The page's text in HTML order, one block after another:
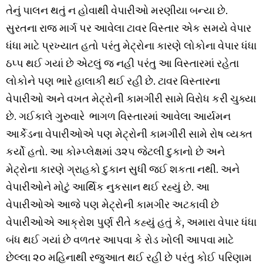
તેનું પાલન થતું ન હોવાથી વેપારીઓ મરણીયા બન્યા છે.
સુરતના રાજ માર્ગ પર આવેલા ટાવર વિસ્તાર એક સમયે વેપાર
ધંધા માટે પ્રખ્યાત હતો પરંતુ મેટ્રોના કારણે લોકોના વેપાર ધંધા
ઠપ્પ થઈ ગયાં છે એટલું જ નહી પરંતુ આ વિસ્તારમાં રહેતા
લોકોને પણ ભારે હાલાકી થઈ રહી છે. ટાવર વિસ્તારના
વેપારીઓ અને વખત મેટ્રોની કામગીરી સામે વિરોધ કરી ચુક્યા
છે. ગઈકાલે ગુરુવારે ભાગળ વિસ્તારમાં આવેલા આર્યમન
આર્કેડના વેપારીઓએ પણ મેટ્રોની કામગીરી સામે રોષ વ્યક્ત
કર્યો હતો. આ કોમ્પ્લેક્ષમાં ૩૨૫ જેટલી દુકાનો છે અને
મેટ્રોના કારણે ગ્રાહકો દુકાન સુધી જઈ શકતા નથી. અને
વેપારીઓને મોટું આર્થિક નુકસાન થઈ રહ્યું છે. આ
વેપારીઓએ આજે પણ મેટ્રોની કામગીર અટકાવી છે
વેપારીઓએ આક્રોશ પુર્ણ રીતે કહ્યું હતું કે, અમારા વેપાર ધંધા
બંધ થઈ ગયાં છે વળતર આપવા કે રોડ ખોલી આપવા માટે
છેલ્લા ૨૦ મહિનાથી રજુઆત થઈ રહી છે પરંતુ કોઈ પરિણામ